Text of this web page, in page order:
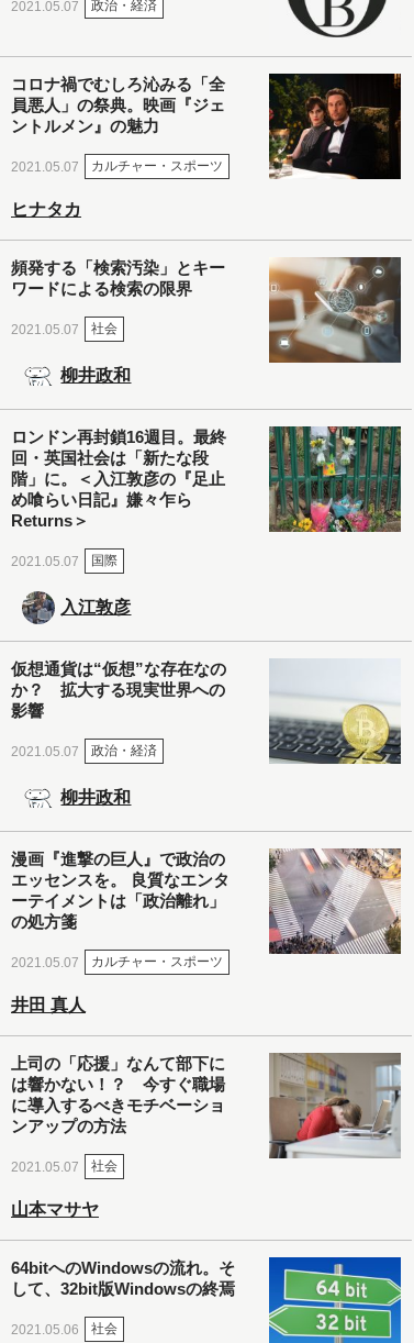
2021.05.07 政治・経済
コロナ禍でむしろ沁みる「全
員悪人」の祭典。映画『ジェ
ントルメン』の魅力
2021.05.07 カルチャー・スポーツ
ヒナタカ
頻発する「検索汚染」とキー
ワードによる検索の限界
2021.05.07 社会
柳井政和
ロンドン再封鎖16週目。最終
回・英国社会は「新たな段
階」に。＜入江敦彦の『足止
め喰らい日記』嫌々乍ら
Returns＞
2021.05.07 国際
入江敦彦
仮想通貨は“仮想”な存在なの
か？ 拡大する現実世界への
影響
2021.05.07 政治・経済
柳井政和
漫画『進撃の巨人』で政治の
エッセンスを。 良質なエンタ
ーテイメントは「政治離れ」
の処方箋
2021.05.07 カルチャー・スポーツ
井田 真人
上司の「応援」なんて部下に
は響かない！？ 今すぐ職場
に導入するべきモチベーショ
ンアップの方法
2021.05.07 社会
山本マサヤ
64bitへのWindowsの流れ。そ
して、32bit版Windowsの終焉
2021.05.06 社会